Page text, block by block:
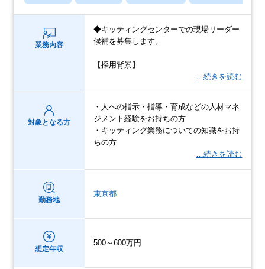
業務内容
◆キッティングセンターでの現場リーダー
候補を募集します。
【採用背景】
…続きを読む
対象となる方
・人への指示・指導・育成などの人材マネ
ジメント経験をお持ちの方
・キッティング業務についての知識をお持
ちの方
…続きを読む
勤務地
東京都
想定年収
500～600万円